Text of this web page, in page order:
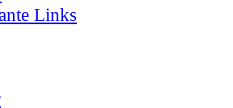
Links